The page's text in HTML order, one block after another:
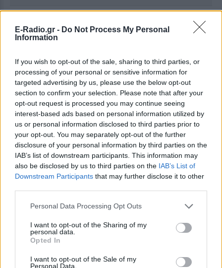
E-Radio.gr - Do Not Process My Personal
Information
If you wish to opt-out of the sale, sharing to third parties, or
processing of your personal or sensitive information for
targeted advertising by us, please use the below opt-out
section to confirm your selection. Please note that after your
opt-out request is processed you may continue seeing
interest-based ads based on personal information utilized by
us or personal information disclosed to third parties prior to
your opt-out. You may separately opt-out of the further
disclosure of your personal information by third parties on the
IAB’s list of downstream participants. This information may
also be disclosed by us to third parties on the IAB’s List of
Downstream Participants that may further disclose it to other
Personal Data Processing Opt Outs
I want to opt-out of the Sharing of my
personal data.
Opted In
I want to opt-out of the Sale of my
Personal Data.
Google News
και μάθετε πρώτοι τα πιο hot νέα.
Για ακόμη περισσότερα νέα , μπείτε στην
ροή
ειδήσεων του E-Daily.gr
Ακολουθήστε το E-Radio.gr και στο Instagram